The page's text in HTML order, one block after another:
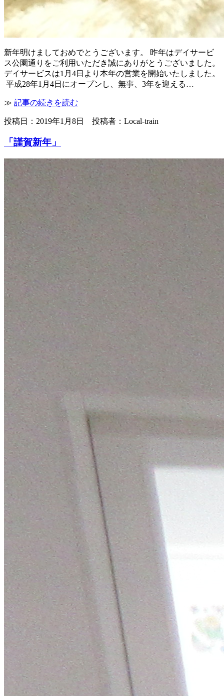
新年明けましておめでとうございます。 昨年はデイサービ
ス公園通りをご利用いただき誠にありがとうございました。
デイサービスは1月4日より本年の営業を開始いたしました。
平成28年1月4日にオープンし、無事、3年を迎える…
≫ 記事の続きを読む
投稿日：2019年1月8日 投稿者：Local-train
「謹賀新年」